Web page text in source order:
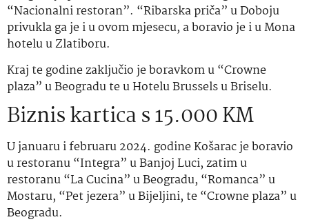
“Nacionalni restoran”. “Ribarska priča” u Doboju
privukla ga je i u ovom mjesecu, a boravio je i u Mona
hotelu u Zlatiboru.
Kraj te godine zaključio je boravkom u “Crowne
plaza” u Beogradu te u Hotelu Brussels u Briselu.
Biznis kartica s 15.000 KM
U januaru i februaru 2024. godine Košarac je boravio
u restoranu “Integra” u Banjoj Luci, zatim u
restoranu “La Cucina” u Beogradu, “Romanca” u
Mostaru, “Pet jezera” u Bijeljini, te “Crowne plaza” u
Beogradu.